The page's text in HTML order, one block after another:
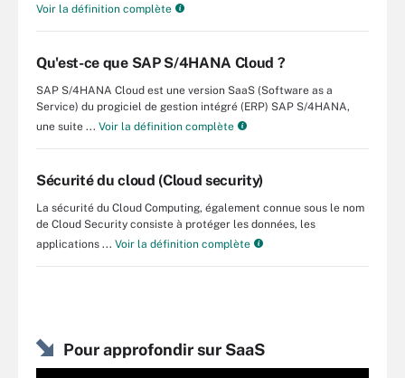
Voir la définition complète
Qu'est-ce que SAP S/4HANA Cloud ?
SAP S/4HANA Cloud est une version SaaS (Software as a
Service) du progiciel de gestion intégré (ERP) SAP S/4HANA,
une suite ... Voir la définition complète
Sécurité du cloud (Cloud security)
La sécurité du Cloud Computing, également connue sous le nom
de Cloud Security consiste à protéger les données, les
applications ... Voir la définition complète
Pour approfondir sur SaaS